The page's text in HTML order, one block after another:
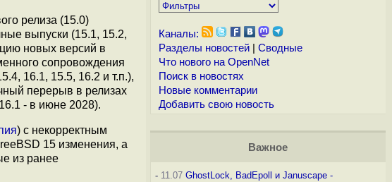
релиза (15.0)
выпуски (15.1, 15.2,
новых версий в
сопровождения
16.1, 15.5, 16.2 и т.п.),
перерыв в релизах
- в июне 2028).
) с некорректным
15 изменения, а
из ранее
Каналы:
Разделы новостей| Сводные
Что нового на OpenNet
Поиск в новостях
Новые комментарии
Добавить свою новость
Важное
-11.07 GhostLock, BadEpoll и Januscape -